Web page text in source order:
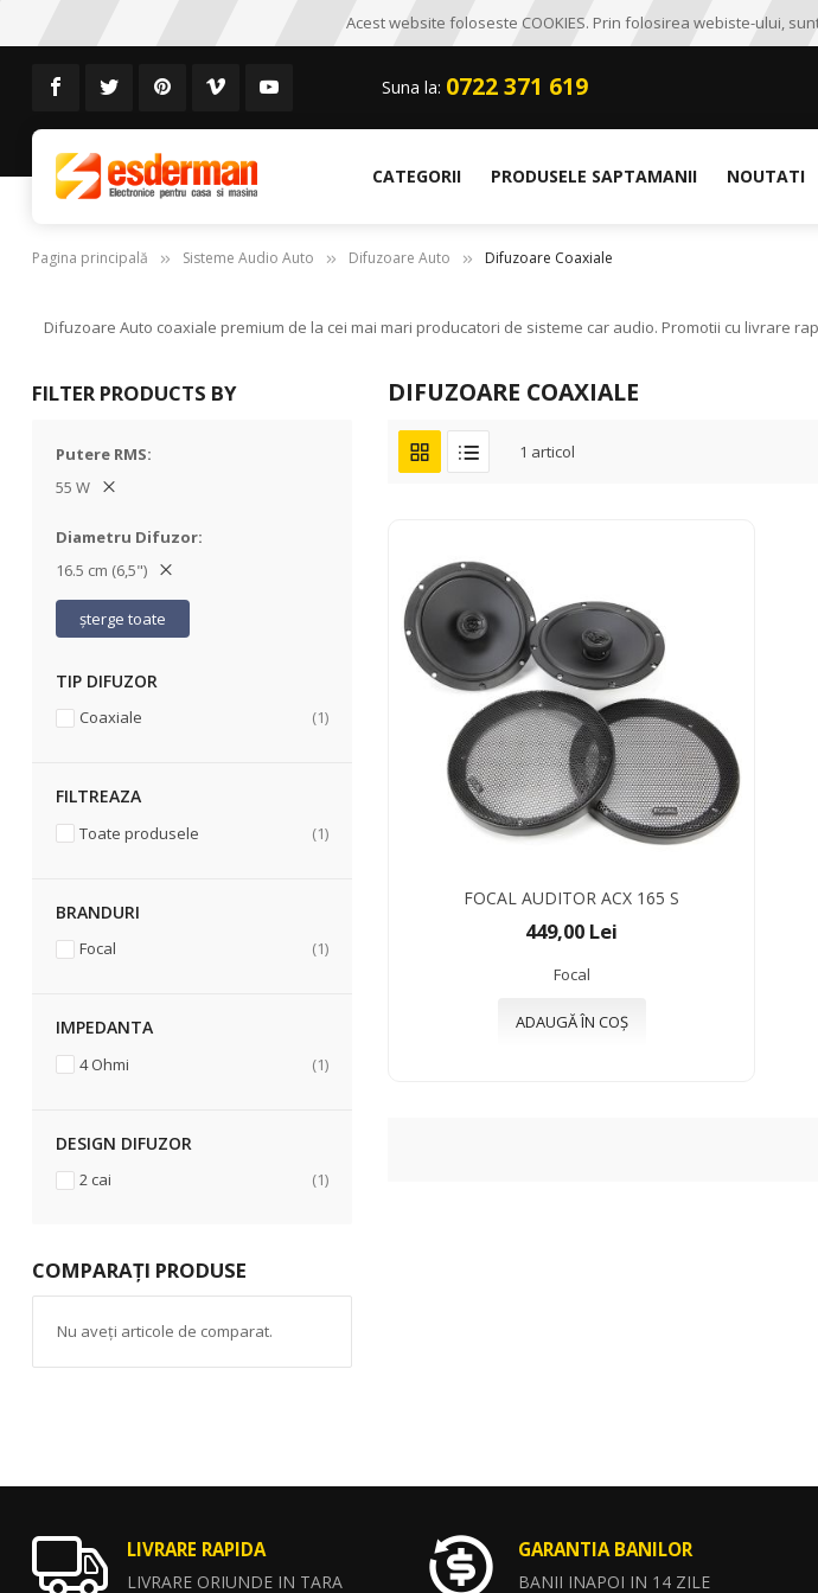
Acest website foloseste COOKIES. Prin folosirea webiste-ului,
Suna la: 0722 371 619
CATEGORII PRODUSELE SAPTAMANII NOUTATI
Pagina principală Sisteme Audio Auto Difuzoare Auto Difuzoare Coaxiale
Difuzoare Auto coaxiale premium de la cei mai mari producatori de sisteme car audio. Promotii cu livrare
DIFUZOARE COAXIALE
1 articol
FOCAL AUDITOR ACX 165 S
449,00 Lei
Focal
ADAUGĂ ÎN COȘ
FILTER PRODUCTS BY
Putere RMS
55 W
Diametru Difuzor
16.5 cm (6,5")
șterge toate
TIP DIFUZOR
Coaxiale 1articol
FILTREAZA
Toate produsele 1articol
BRANDURI
Focal 1articol
IMPEDANTA
4 Ohmi 1articol
DESIGN DIFUZOR
2 cai 1articol
COMPARAȚI PRODUSE
Nu aveți articole de comparat.
LIVRARE RAPIDA
LIVRARE ORIUNDE IN TARA
GARANTIA BANILOR
BANII INAPOI IN 14 ZILE